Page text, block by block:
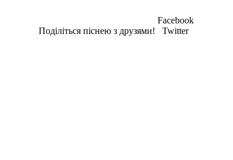
Поділіться піснею з друзями!
Facebook
Twitter